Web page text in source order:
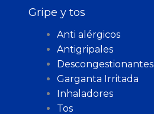
Gripe y tos
Anti alérgicos
Antigripales
Descongestionantes
Garganta Irritada
Inhaladores
Tos